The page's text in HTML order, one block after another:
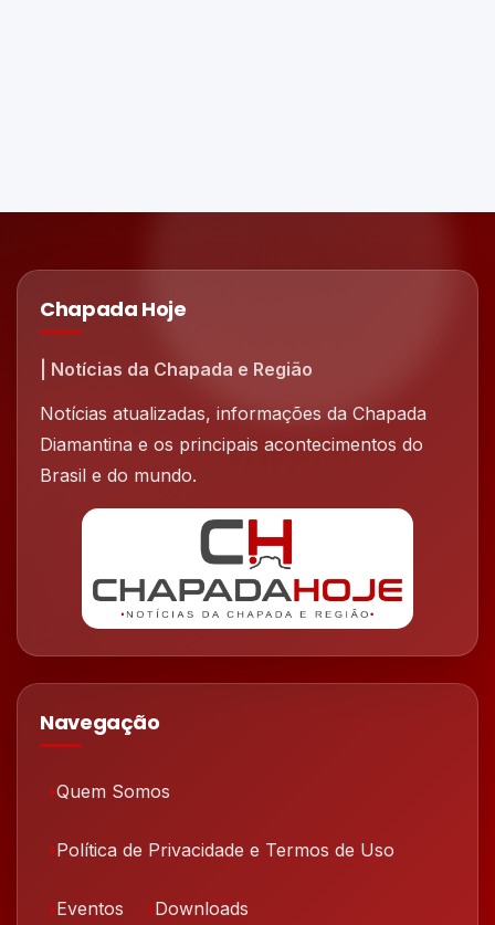
Chapada Hoje
| Notícias da Chapada e Região
Notícias atualizadas, informações da Chapada
Diamantina e os principais acontecimentos do
Brasil e do mundo.
Navegação
Quem Somos
Política de Privacidade e Termos de Uso
Eventos Downloads